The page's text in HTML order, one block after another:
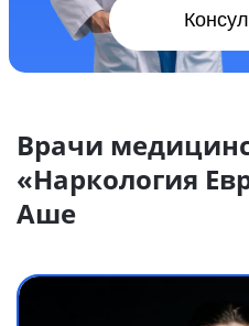
Врачи
«Наркология
Аше